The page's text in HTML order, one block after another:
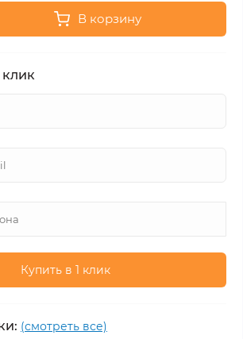
В корзину
клик
Купить в 1 клик
(смотреть все)